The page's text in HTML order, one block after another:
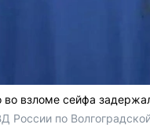
во взломе сейфа
России по